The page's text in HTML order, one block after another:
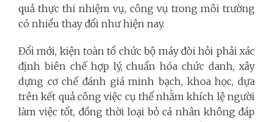
quả thực thi nhiệm vụ, công vụ trong môi trường
có nhiều thay đổi như hiện nay.
Đổi mới, kiện toàn tổ chức bộ máy đòi hỏi phải xác
định biên chế hợp lý, chuẩn hóa chức danh, xây
dựng cơ chế đánh giá minh bạch, khoa học, dựa
trên kết quả công việc cụ thể nhằm khích lệ người
làm việc tốt, đồng thời loại bỏ cá nhân không đáp